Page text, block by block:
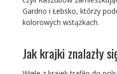
Gardno i Łebsko, którzy
kolorowych wstążkach.
Jak krajki znalazły